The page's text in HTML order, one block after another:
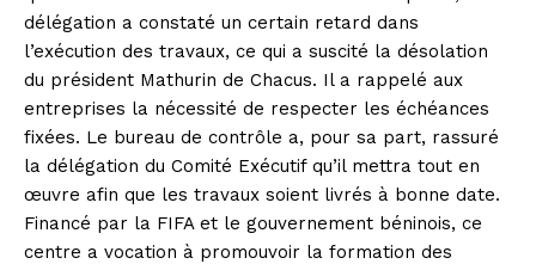
délégation a constaté un certain retard dans
l’exécution des travaux, ce qui a suscité la désolation
du président Mathurin de Chacus. Il a rappelé aux
entreprises la nécessité de respecter les échéances
fixées. Le bureau de contrôle a, pour sa part, rassuré
la délégation du Comité Exécutif qu’il mettra tout en
œuvre afin que les travaux soient livrés à bonne date.
Financé par la FIFA et le gouvernement béninois, ce
centre a vocation à promouvoir la formation des